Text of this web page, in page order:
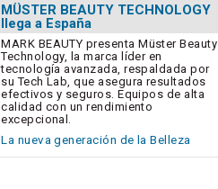
MÜSTER BEAUTY TECHNOLOGY
llega a España
MARK BEAUTY presenta Müster Beauty
Technology, la marca líder en
tecnología avanzada, respaldada por
su Tech Lab, que asegura resultados
efectivos y seguros. Equipos de alta
calidad con un rendimiento
excepcional.
La nueva generación de la Belleza